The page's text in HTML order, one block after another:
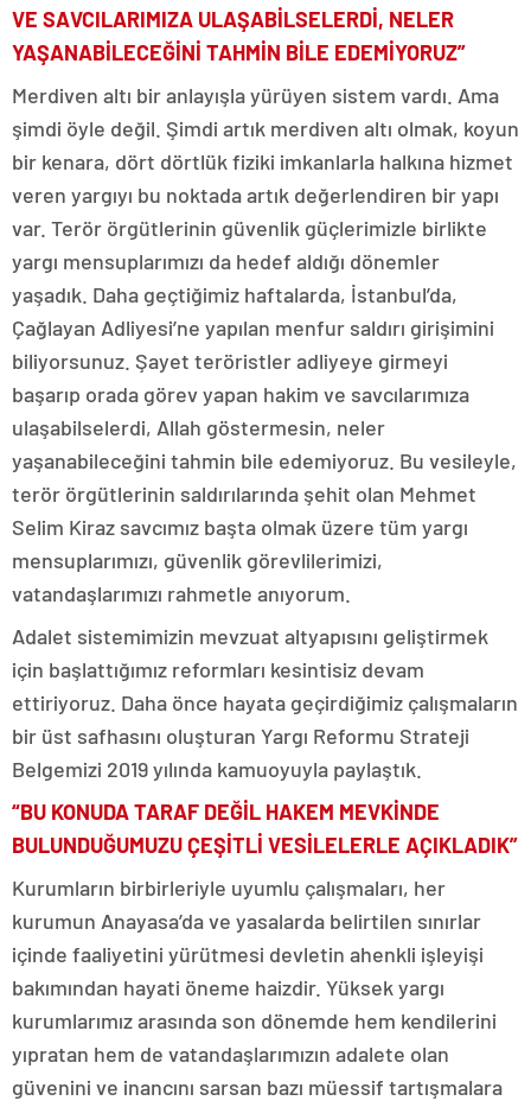
VE SAVCILARIMIZA ULAŞABİLSELERDİ, NELER
YAŞANABİLECEĞİNİ TAHMİN BİLE EDEMİYORUZ”
Merdiven altı bir anlayışla yürüyen sistem vardı. Ama
şimdi öyle değil. Şimdi artık merdiven altı olmak, koyun
bir kenara, dört dörtlük fiziki imkanlarla halkına hizmet
veren yargıyı bu noktada artık değerlendiren bir yapı
var. Terör örgütlerinin güvenlik güçlerimizle birlikte
yargı mensuplarımızı da hedef aldığı dönemler
yaşadık. Daha geçtiğimiz haftalarda, İstanbul’da,
Çağlayan Adliyesi’ne yapılan menfur saldırı girişimini
biliyorsunuz. Şayet teröristler adliyeye girmeyi
başarıp orada görev yapan hakim ve savcılarımıza
ulaşabilselerdi, Allah göstermesin, neler
yaşanabileceğini tahmin bile edemiyoruz. Bu vesileyle,
terör örgütlerinin saldırılarında şehit olan Mehmet
Selim Kiraz savcımız başta olmak üzere tüm yargı
mensuplarımızı, güvenlik görevlilerimizi,
vatandaşlarımızı rahmetle anıyorum.
Adalet sistemimizin mevzuat altyapısını geliştirmek
için başlattığımız reformları kesintisiz devam
ettiriyoruz. Daha önce hayata geçirdiğimiz çalışmaların
bir üst safhasını oluşturan Yargı Reformu Strateji
Belgemizi 2019 yılında kamuoyuyla paylaştık.
“BU KONUDA TARAF DEĞİL HAKEM MEVKİNDE
BULUNDUĞUMUZU ÇEŞİTLİ VESİLELERLE AÇIKLADIK”
Kurumların birbirleriyle uyumlu çalışmaları, her
kurumun Anayasa’da ve yasalarda belirtilen sınırlar
içinde faaliyetini yürütmesi devletin ahenkli işleyişi
bakımından hayati öneme haizdir. Yüksek yargı
kurumlarımız arasında son dönemde hem kendilerini
yıpratan hem de vatandaşlarımızın adalete olan
güvenini ve inancını sarsan bazı müessif tartışmalara